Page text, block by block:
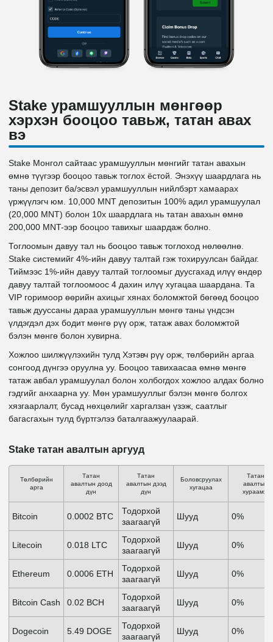
Stake урамшууллын мөнгөөр
хэрхэн бооцоо тавьж, татан авах
вэ
Stake Монгол сайтаас урамшууллын мөнгийг татан авахын
өмнө түүгээр бооцоо тавьж тоглох ёстой. Энэхүү шаардлага нь
таны депозит ба/эсвэл урамшууллын нийлбэрт хамаарах
үржүүлэгч юм. 10,000 MNT депозитын 100% адил урамшуулал
(20,000 MNT) болон 10x шаардлага нь татан авахын өмнө
200,000 MNT-ээр бооцоо тавихыг шаардаж болно.
Тоглоомын давуу тал нь бооцоо тавьж тоглоход нөлөөлнө.
Stake системийг 4%-ийн давуу талтай гэж тохируулсан байдаг.
Тиймээс 1%-ийн давуу талтай тоглоомыг дуусгахад илүү өндөр
давуу талтай тоглоомоос 4 дахин илүү хугацаа шаардана. Та
VIP горимоор өөрийн ахицыг хянах боломжтой бөгөөд бооцоо
тавьж дууссаны дараа урамшууллын мөнгө таны үндсэн
үлдэгдэл дэх бодит мөнгө рүү орж, татаж авах боломжтой
бэлэн мөнгө болон хувирна.
Хожлоо шилжүүлэхийн тулд Хэтэвч рүү орж, төлбөрийн аргаа
сонгоод дүнгээ оруулна уу. Бооцоо тавихаасаа өмнө мөнгө
татаж авбал урамшуулал болон холбогдох хожлоо алдах болно
гэдгийг анхаарна уу. Мөн урамшууллыг бэлэн мөнгө болгох
хязгаарлалт, бусад нөхцөлийг харгалзан үзэж, саатлыг
багасгахын тулд бүртгэлээ баталгаажуулаарай.
Stake татан авалтын аргууд
Төлбөрийн
арга
Татан
авалтын доод
дүн
Татан
авалтын дээд
дүн
Боловсруулах
хугацаа
Татан
авалтын
хураамж
Bitcoin 0.0002 BTC
Тодорхой
заагаагүй
Шууд 0%
Litecoin 0.018 LTC
Тодорхой
заагаагүй
Шууд 0%
Ethereum 0.0006 ETH
Тодорхой
заагаагүй
Шууд 0%
Bitcoin Cash 0.02 BCH
Тодорхой
заагаагүй
Шууд 0%
Dogecoin 5.49 DOGE
Тодорхой
заагаагүй
Шууд 0%